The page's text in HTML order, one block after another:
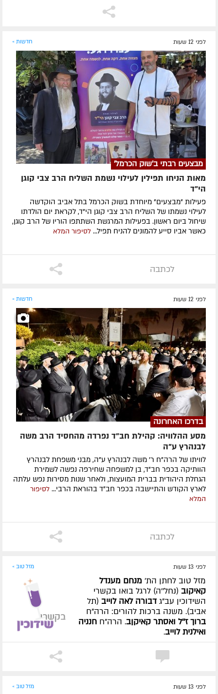
לפני 12 שעות חדשות »
מבצעים רבתי ב'שוק הכרמל'
מאות הניחו תפילין לעילוי נשמת השליח הרב צבי קוגן
הי”ד
פעילות "מבצעים" מיוחדת בשוק הכרמל בתל אביב הוקדשה
לעילוי נשמתו של השליח הרב צבי קוגן הי"ד, לקראת יום הולדתו
שיחול ביום ראשון. בפעילות המרגשת השתתפו הוריו של הרב קוגן,
כאשר אביו סייע להמונים להניח תפיל... לסיפור המלא
לכתבה
לפני 12 שעות חדשות »
בדרכו האחרונה
מסע ההלוויה: קהילת חב"ד נפרדה מהחסיד הרב משה
לבנהרץ ע"ה
לוויתו של הרה"ח ר' משה לבנהרץ ע"ה, מבני משפחת לבנהרץ
הוותיקה בכפר חב"ד, בן למשפחה שחירפה נפשה לשמירת
הגחלת היהודית בברית המועצות, ולאחר שנות מסירות נפש עלתה
לארץ הקודש והתיישבה בכפר חב"ד בהוראת הרבי... לסיפור
המלא
לכתבה
לפני 13 שעות מזל טוב »
מזל טוב לחתן הת' מנחם מענדל
קאיקוב (נחל''ה) לרגל בואו בקשרי
השידוכין עב"ג דבורה לאה לוייב (תל
אביב). משנה ברכות להורים: הרה"ח
ברוך ז''ל ואסתר קאיקןב. הרה"ח חנניה
ואילנית לוייב.
לפני 13 שעות מזל טוב »